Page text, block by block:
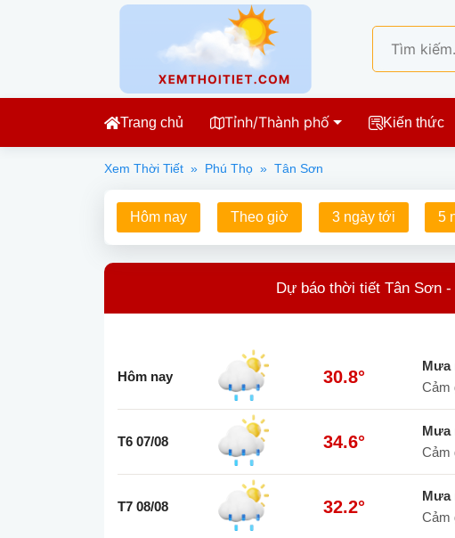
Trang chủ Tỉnh/Thành phố Kiến thức
Xem Thời Tiết » Phú Thọ » Tân Sơn
Hôm nay Theo giờ 3 ngày tới 5
Dự báo thời tiết Tân Sơn
Hôm nay 30.8°
Cảm
T6 07/08 34.6°
Cảm
T7 08/08 32.2°
Cảm